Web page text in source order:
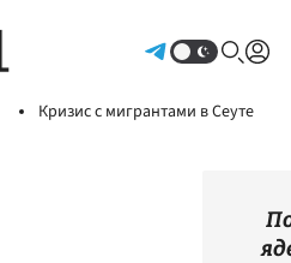
Кризис с мигрантами в Сеуте